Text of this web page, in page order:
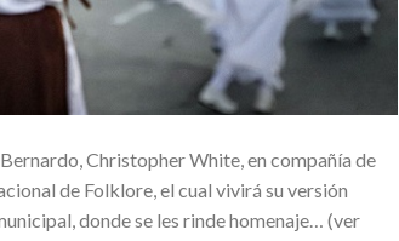
Christopher White, en compañía de
de Folklore, el cual vivirá su versión
donde se les rinde homenaje… (ver